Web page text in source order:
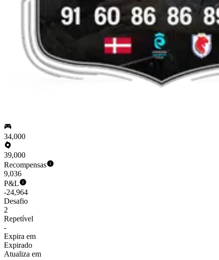
34,000
39,000
Recompensas
9,036
P&L
-24,964
Desafio
2
Repetível
-
Expira em
Expirado
Atualiza em